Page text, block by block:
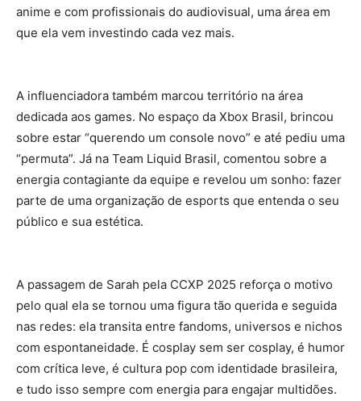
anime e com profissionais do audiovisual, uma área em
que ela vem investindo cada vez mais.
A influenciadora também marcou território na área
dedicada aos games. No espaço da Xbox Brasil, brincou
sobre estar “querendo um console novo” e até pediu uma
“permuta”. Já na Team Liquid Brasil, comentou sobre a
energia contagiante da equipe e revelou um sonho: fazer
parte de uma organização de esports que entenda o seu
público e sua estética.
A passagem de Sarah pela CCXP 2025 reforça o motivo
pelo qual ela se tornou uma figura tão querida e seguida
nas redes: ela transita entre fandoms, universos e nichos
com espontaneidade. É cosplay sem ser cosplay, é humor
com crítica leve, é cultura pop com identidade brasileira,
e tudo isso sempre com energia para engajar multidões.